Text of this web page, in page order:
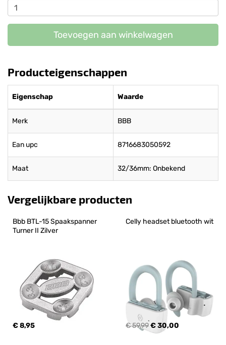
Toevoegen aan winkelwagen
Producteigenschappen
Eigenschap Waarde
Merk BBB
Ean upc 8716683050592
Maat 32/36mm: Onbekend
Vergelijkbare producten
Bbb BTL-15 Spaakspanner
Turner II Zilver
€ 8,95
Celly headset bluetooth wit
€ 59,99€ 30,00